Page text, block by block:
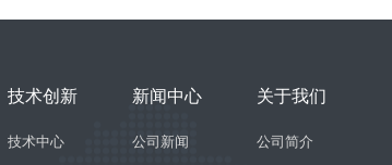
技术创新
技术中心
新闻中心
公司新闻
关于我们
公司简介